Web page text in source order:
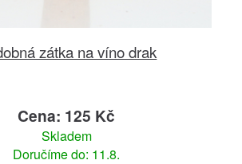
zátka na víno drak
Cena: 125 Kč
Skladem
Doručíme do: 11.8.